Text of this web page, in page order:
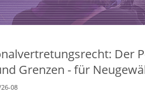
Der
Grenzen - für
08